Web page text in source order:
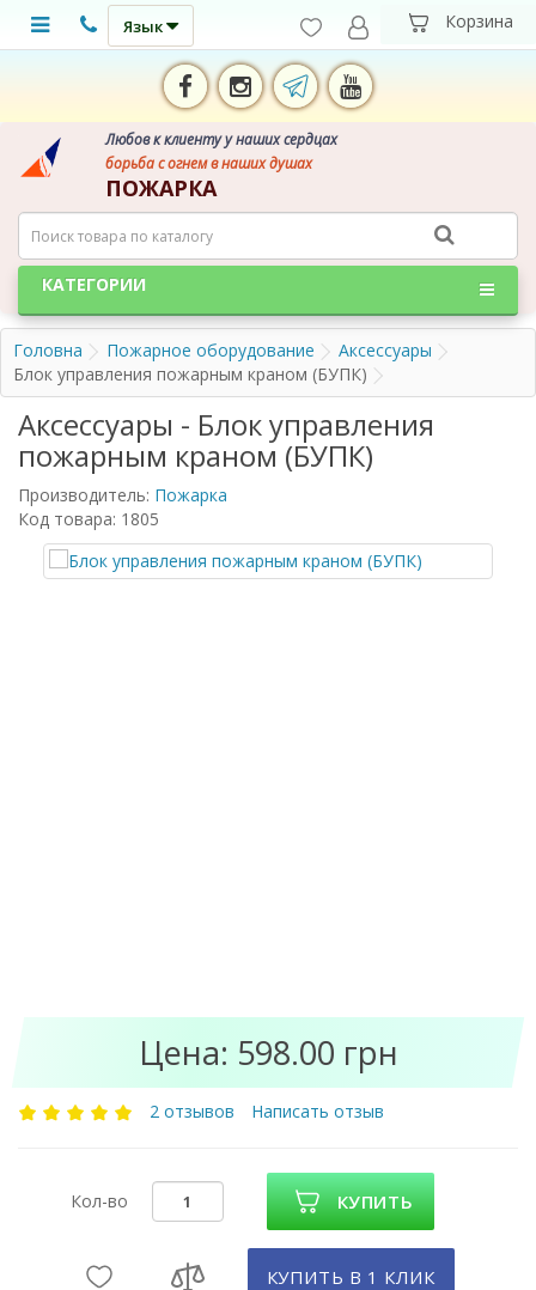
Язык
Любов к клиенту у наших сердцах
борьба с огнем в наших душах
ПОЖАРКА
КАТЕГОРИИ
Головна Пожарное оборудование
Аксессуары
Блок управления пожарным краном (БУПК)
Аксессуары - Блок управления
пожарным краном (БУПК)
Производитель: Пожарка
Код товара: 1805
Цена: 598.00 грн
2 отзывов Написать отзыв
Кол-во КУПИТЬ
КУПИТЬ В 1 КЛИК